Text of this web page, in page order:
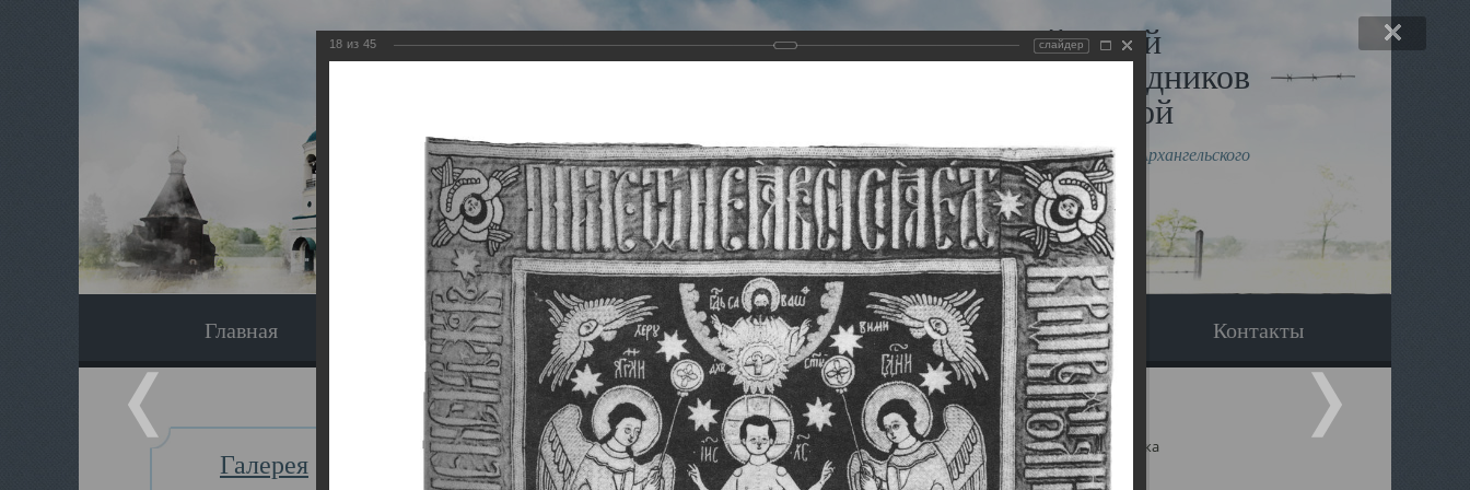
Виртуальный музей
Новомучеников и исповедников
Земли Архангельской
Сайт создан по благословлению митрополита Архангельского
и Холмогорского Даниила
Главная Экскурсия Наследники Галерея Вопрос-ответ Контакты
Галерея
Главная Галерея Храмы-мученики Архангельска Свято-Троицкий собор Архангельска
18 из 45 слайдер